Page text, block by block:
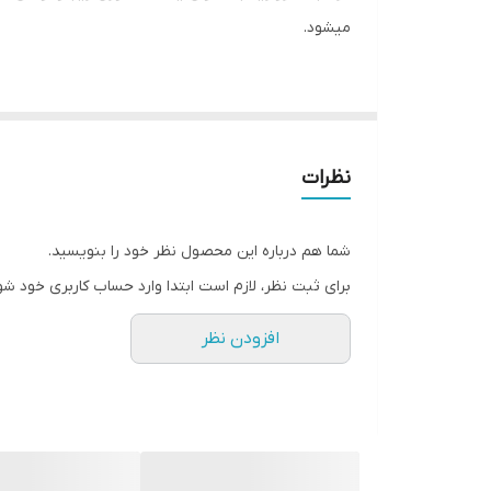
میشود.
به طور کلی، گردنبند مروارید به عنوان یک نماد از
تعداد مروارید ۳۳ عدد
نظرات
شما هم درباره این محصول نظر خود را بنویسید.
برای ثبت نظر، لازم است ابتدا وارد حساب کاربری خود
افزودن نظر